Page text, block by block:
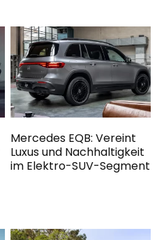
Mercedes EQB: Vereint
Luxus und Nachhaltigkeit
im Elektro-SUV-Segment